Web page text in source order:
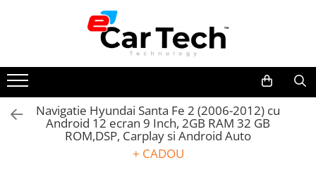
Summer sale
Navigatie dedicata
Navigatii Volkswagen
Navigatie Hyundai Santa Fe 2 (2006-2012) cu
Android 12 ecran 9 Inch, 2GB RAM 32 GB
ROM,DSP, Carplay si Android Auto
+ CADOU